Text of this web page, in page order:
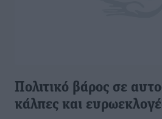
Πολιτικό βάρος σε
κάλπες και